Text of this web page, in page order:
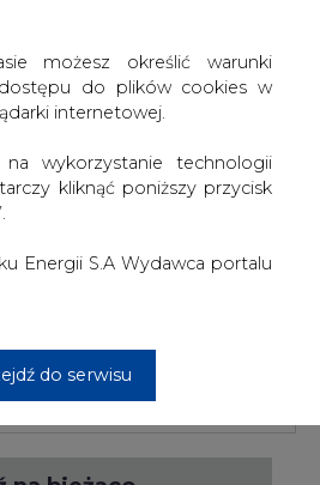
na bieżąco
wyrażają Państwo zgodę
marketingowych w
pocztą elektroniczną od
danych osobowych, w tym